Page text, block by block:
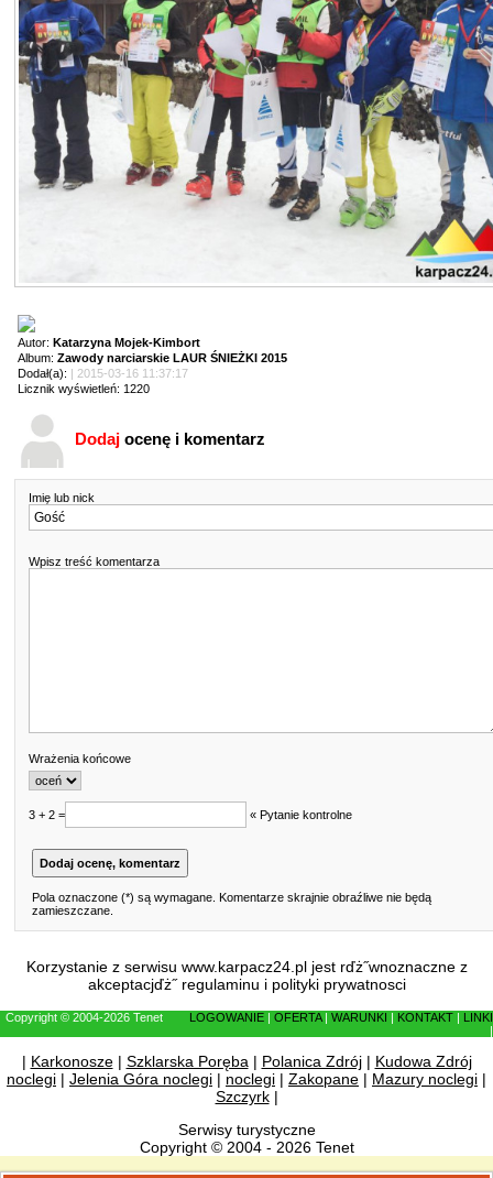
Autor: Katarzyna Mojek-Kimbort
Album: Zawody narciarskie LAUR ŚNIEŻKI 2015
Dodał(a):
| 2015-03-16 11:37:17
Licznik wyświetleń: 1220
Dodaj ocenę i komentarz
Imię lub nick
Wpisz treść komentarza
Wrażenia końcowe
3 + 2 = « Pytanie kontrolne
Pola oznaczone (*) są wymagane. Komentarze skrajnie obraźliwe nie będą
zamieszczane.
Korzystanie z serwisu www.karpacz24.pl jest rďż˝wnoznaczne z
akceptacjďż˝ regulaminu i polityki prywatnosci
Copyright © 2004-2026 Tenet LOGOWANIE OFERTA| WARUNKI KONTAKT
LINKI
| Karkonosze| Szklarska Poręba| Polanica Zdrój| Kudowa Zdrój
noclegi | Jelenia Góra noclegi | noclegi | Zakopane | Mazury noclegi |
Szczyrk|
Serwisy turystyczne
Copyright © 2004 - 2026 Tenet